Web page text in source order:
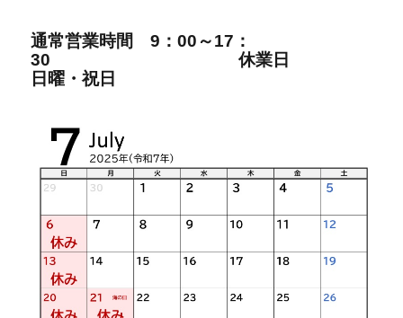
通常営業時間9：00～17：
30
休業日
日曜・祝日